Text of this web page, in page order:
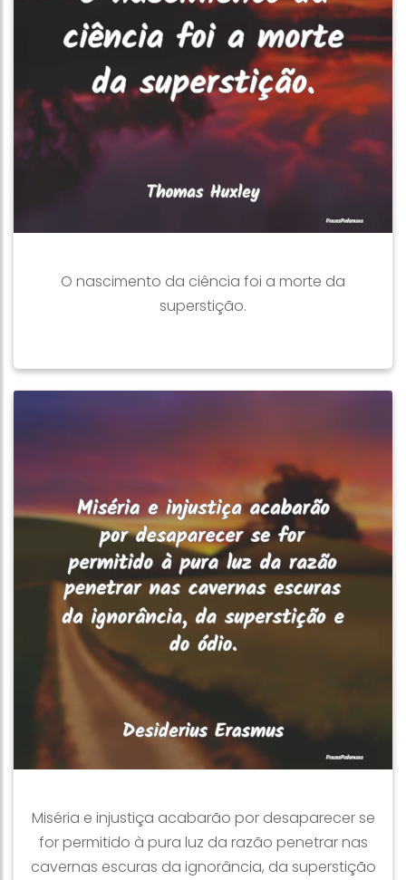
O nascimento da ciência foi a morte da
superstição.
Miséria e injustiça acabarão por desaparecer se
for permitido à pura luz da razão penetrar nas
cavernas escuras da ignorância, da superstição